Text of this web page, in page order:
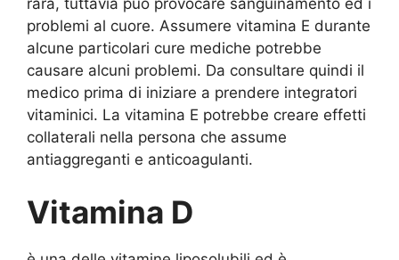
problemi al cuore. Assumere vitamina E durante
alcune particolari cure mediche potrebbe
causare alcuni problemi. Da consultare quindi il
medico prima di iniziare a prendere integratori
vitaminici. La vitamina E potrebbe creare effetti
collaterali nella persona che assume
antiaggreganti e anticoagulanti.
Vitamina D